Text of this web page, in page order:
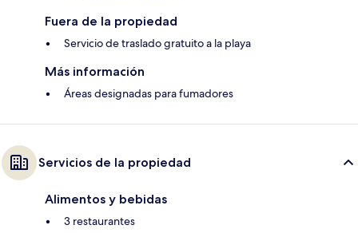
Fuera de la propiedad
Servicio de traslado gratuito a la playa
Más información
Áreas designadas para fumadores
Servicios de la propiedad
Alimentos y bebidas
3 restaurantes